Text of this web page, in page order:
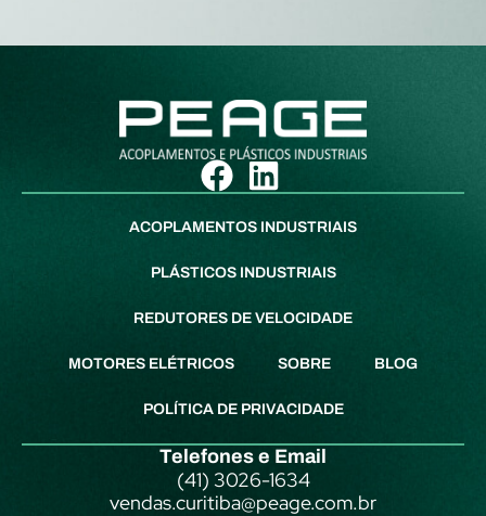
ACOPLAMENTOS INDUSTRIAIS
PLÁSTICOS INDUSTRIAIS
REDUTORES DE VELOCIDADE
MOTORES ELÉTRICOS SOBRE BLOG
POLÍTICA DE PRIVACIDADE
Telefones e Email
(41) 3026-1634
vendas.curitiba@peage.com.br